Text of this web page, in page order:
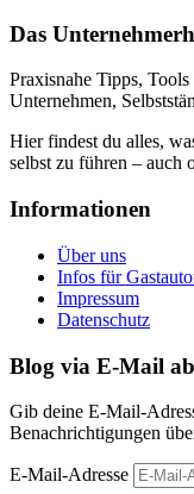
Das
Praxisnahe Tipps,
Unternehmen,
Hier findest du alles,
selbst zu führen – auch
Informationen
Über uns
Infos für
Impressum
Datenschutz
Blog via E-Mail
Gib deine E-Mail-
Benachrichtigungen
E-Mail-Adresse